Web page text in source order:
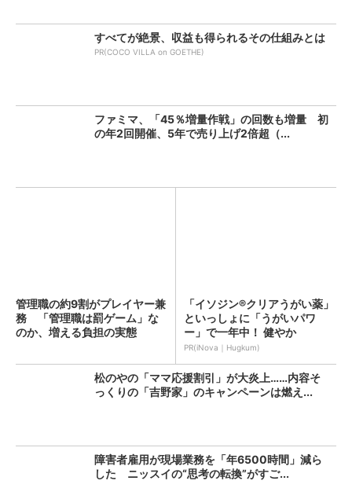
すべてが絶景、収益も得られるその仕組みとは
PR(COCO VILLA on GOETHE)
ファミマ、「45％増量作戦」の回数も増量 初
の年2回開催、5年で売り上げ2倍超（...
管理職の約9割がプレイヤー兼
務 「管理職は罰ゲーム」な
のか、増える負担の実態
「イソジン®クリアうがい薬」
といっしょに「うがいパワ
ー」で一年中！ 健やか
PR(iNova｜Hugkum)
松のやの「ママ応援割引」が大炎上……内容そ
っくりの「吉野家」のキャンペーンは燃え...
障害者雇用が現場業務を「年6500時間」減ら
した ニッスイの“思考の転換”がすご...